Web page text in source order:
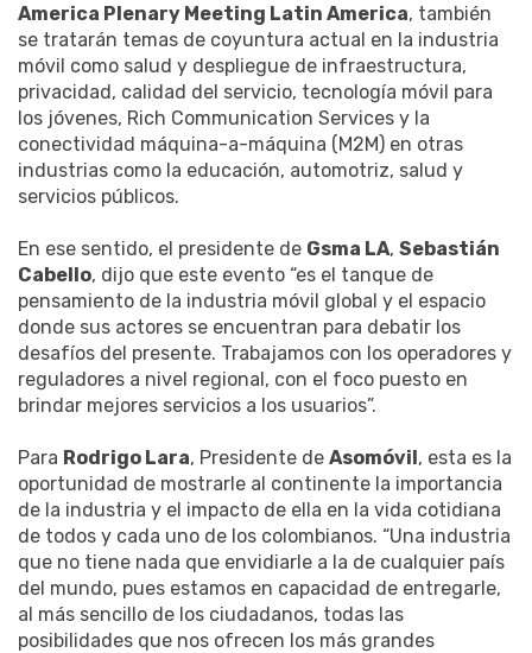
America Plenary Meeting Latin America, también
se tratarán temas de coyuntura actual en la industria
móvil como salud y despliegue de infraestructura,
privacidad, calidad del servicio, tecnología móvil para
los jóvenes, Rich Communication Services y la
conectividad máquina-a-máquina (M2M) en otras
industrias como la educación, automotriz, salud y
servicios públicos.
En ese sentido, el presidente de Gsma LA, Sebastián
Cabello, dijo que este evento “es el tanque de
pensamiento de la industria móvil global y el espacio
donde sus actores se encuentran para debatir los
desafíos del presente. Trabajamos con los operadores y
reguladores a nivel regional, con el foco puesto en
brindar mejores servicios a los usuarios”.
Para Rodrigo Lara, Presidente de Asomóvil, esta es la
oportunidad de mostrarle al continente la importancia
de la industria y el impacto de ella en la vida cotidiana
de todos y cada uno de los colombianos. “Una industria
que no tiene nada que envidiarle a la de cualquier país
del mundo, pues estamos en capacidad de entregarle,
al más sencillo de los ciudadanos, todas las
posibilidades que nos ofrecen los más grandes